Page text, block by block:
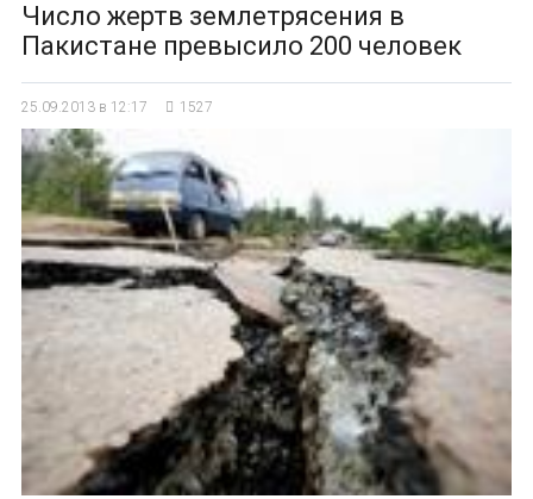
Число жертв землетрясения в
Пакистане превысило 200 человек
25.09.2013 в 12:17 1527